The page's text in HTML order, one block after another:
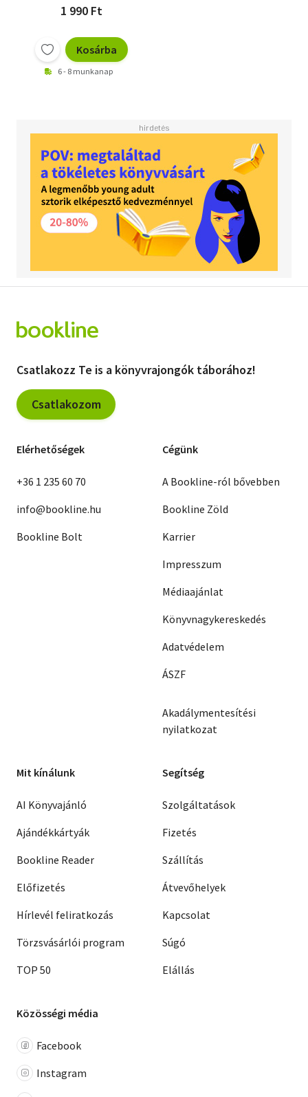
1 990 Ft
Kosárba
6 - 8 munkanap
Csatlakozz Te is a könyvrajongók táborához!
Csatlakozom
Elérhetőségek
+36 1 235 60 70
info@bookline.hu
Bookline Bolt
Cégünk
A Bookline-ról bővebben
Bookline Zöld
Karrier
Impresszum
Médiaajánlat
Könyvnagykereskedés
Adatvédelem
ÁSZF
Akadálymentesítési
nyilatkozat
Mit kínálunk
AI Könyvajánló
Ajándékkártyák
Bookline Reader
Előfizetés
Hírlevél feliratkozás
Törzsvásárlói program
TOP 50
Segítség
Szolgáltatások
Fizetés
Szállítás
Átvevőhelyek
Kapcsolat
Súgó
Elállás
Közösségi média
Facebook
Instagram